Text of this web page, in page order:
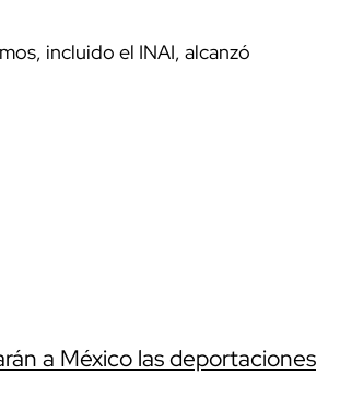
incluido el INAI, alcanzó
a México las deportaciones